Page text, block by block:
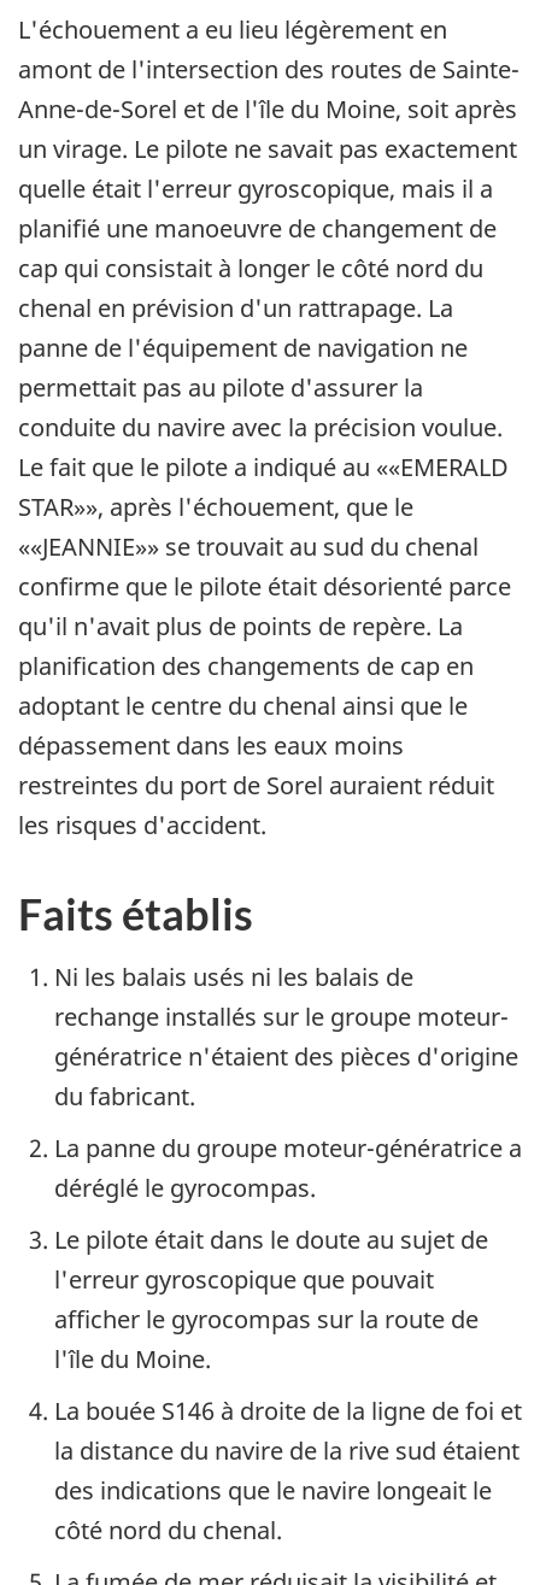
L'échouement a eu lieu légèrement en
amont de l'intersection des routes de Sainte-
Anne-de-Sorel et de l'île du Moine, soit après
un virage. Le pilote ne savait pas exactement
quelle était l'erreur gyroscopique, mais il a
planifié une manoeuvre de changement de
cap qui consistait à longer le côté nord du
chenal en prévision d'un rattrapage. La
panne de l'équipement de navigation ne
permettait pas au pilote d'assurer la
conduite du navire avec la précision voulue.
Le fait que le pilote a indiqué au ««EMERALD
STAR»», après l'échouement, que le
««JEANNIE»» se trouvait au sud du chenal
confirme que le pilote était désorienté parce
qu'il n'avait plus de points de repère. La
planification des changements de cap en
adoptant le centre du chenal ainsi que le
dépassement dans les eaux moins
restreintes du port de Sorel auraient réduit
les risques d'accident.
Faits établis
Ni les balais usés ni les balais de
rechange installés sur le groupe moteur-
génératrice n'étaient des pièces d'origine
du fabricant.
La panne du groupe moteur-génératrice a
déréglé le gyrocompas.
Le pilote était dans le doute au sujet de
l'erreur gyroscopique que pouvait
afficher le gyrocompas sur la route de
l'île du Moine.
La bouée S146 à droite de la ligne de foi et
la distance du navire de la rive sud étaient
des indications que le navire longeait le
côté nord du chenal.